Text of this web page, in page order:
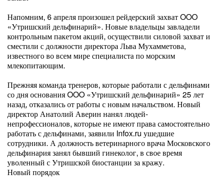
Напомним, 6 апреля произошел рейдерский захват OOO
«Утришский дельфинарий». Новые владельцы завладели
контрольным пакетом акций, осуществили силовой захват и
сместили с должности директора Льва Мухамметова,
известного во всем мире специалиста по морским
млекопитающим.
Прежняя команда тренеров, которые работали с дельфинами
со дня основания OOO «Утришский дельфинарий» 25 лет
назад, отказались от работы с новым начальством. Новый
директор Анатолий Аверин нанял людей-
непрофессионалов, которые не имеют права самостоятельно
работать с дельфинами, заявили Infox.ru ушедшие
сотрудники. А должность ветеринарного врача Московского
дельфинария занял бывший гинеколог, в свое время
уволенный с Утришской биостанции за кражу.
Новый порядок